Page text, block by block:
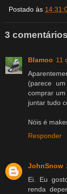
Postado às
3
Blamoo 11
(parece
comprar
juntar tudo
Nóis é
Responder
JohnSnow
Ei. Eu
renda